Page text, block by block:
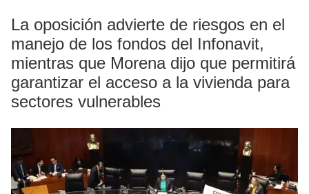
La oposición advierte de riesgos en el
manejo de los fondos del Infonavit,
mientras que Morena dijo que permitirá
garantizar el acceso a la vivienda para
sectores vulnerables